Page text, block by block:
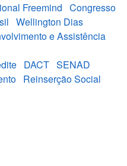
Freemind Congresso
Wellington Dias
e Assistência
DACT SENAD
Reinserção Social